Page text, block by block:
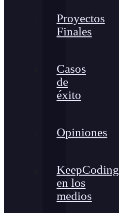
Proyectos
Finales
Casos
de
éxito
Opiniones
KeepCoding
en los
medios